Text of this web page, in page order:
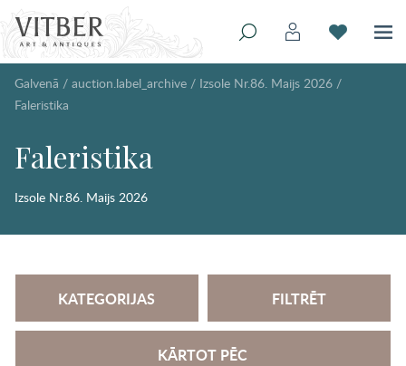
Galvenā / auction.label_archive / Izsole Nr.86. Maijs 2026 /
Faleristika
Faleristika
Izsole Nr.86. Maijs 2026
KATEGORIJAS FILTRĒT
KĀRTOT PĒC